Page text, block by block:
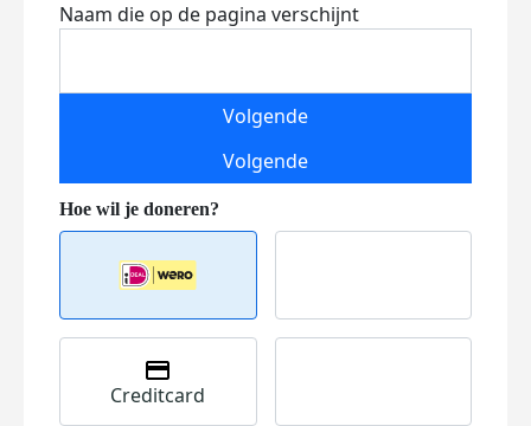
Naam die op de pagina verschijnt
Volgende
Volgende
Creditcard